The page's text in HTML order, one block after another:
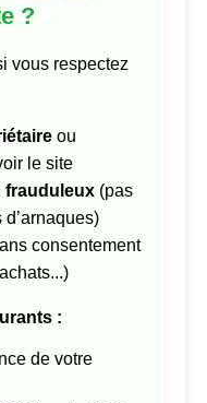
?
vous respectez
ou
le site
frauduleux (pas
consentement
:
de votre